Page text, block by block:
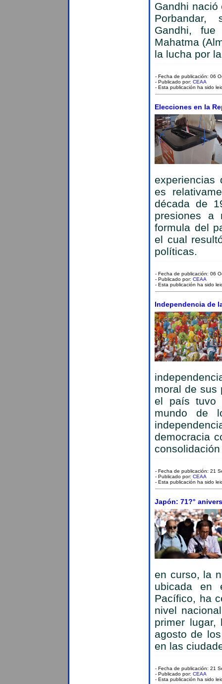
Gandhi
Porbandar,
Gandhi,
Mahatma
la lucha por
- Fecha de publicación: 06
- Publicado por: CEAA
- Esta publicación ha sido
Elecciones en la
experiencias
es
década de
presiones a
formula del
el cual
políticas.
- Fecha de publicación: 06
- Publicado por: CEAA
- Esta publicación ha sido
Independencia de
moral de sus
el país tuvo
mundo de
democracia
- Fecha de publicación: 21
- Publicado por: CEAA
- Esta publicación ha sido
Japón: 71?°
en curso, la
ubicada en
Pacífico, ha
nivel
primer
agosto de
en las
- Fecha de publicación: 21
- Publicado por: CEAA
- Esta publicación ha sido